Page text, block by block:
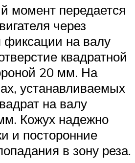
момент передается
через
фиксации на валу
квадратной
20 мм. На
устанавливаемых
на валу
Кожух надежно
и посторонние
в зону реза.